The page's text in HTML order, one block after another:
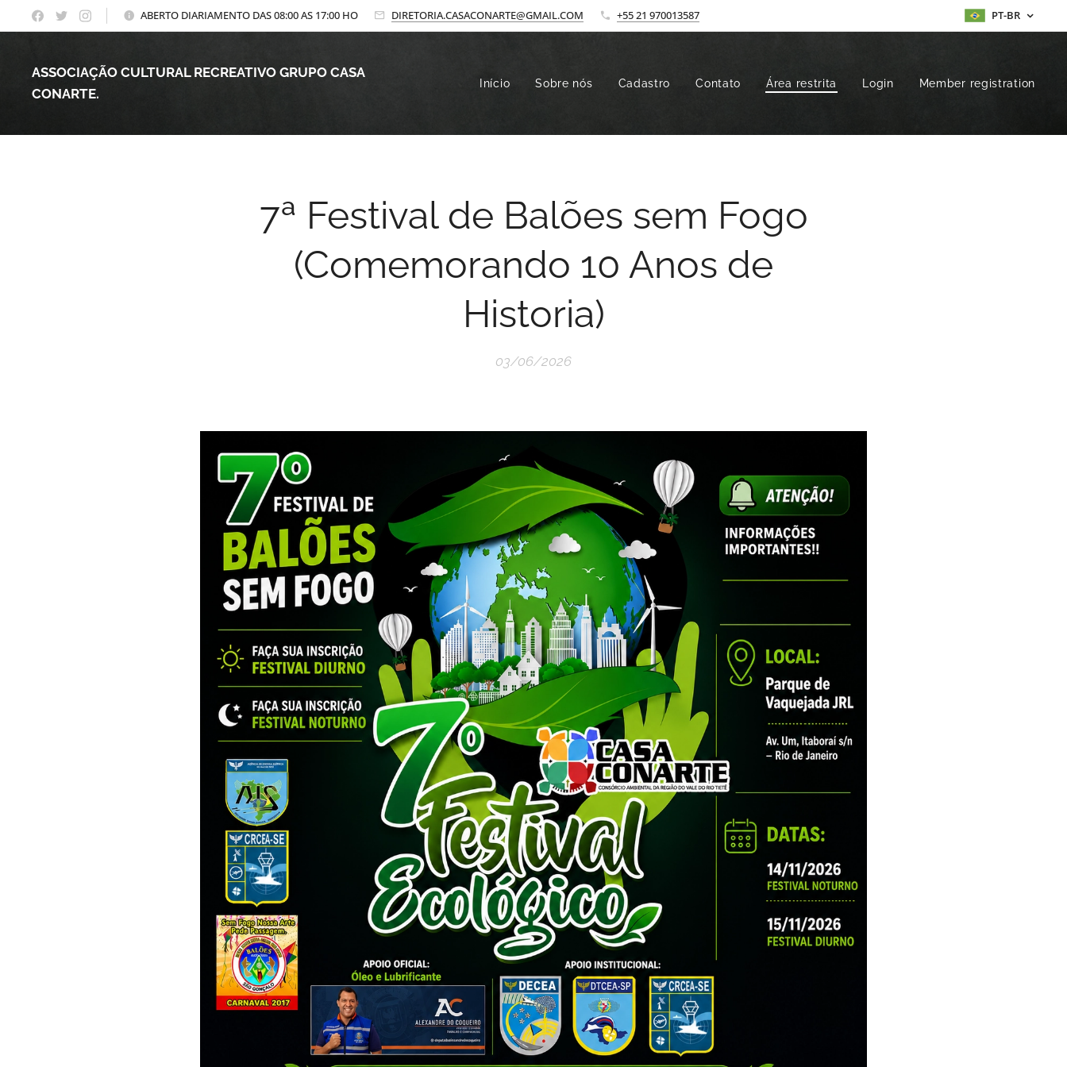
ABERTO DIARIAMENTO DAS 08:00 AS 17:00 HO DIRETORIA.CASACONARTE@GMAIL.COM +55 21 970013587 PT-BR
ASSOCIAÇÃO CULTURAL RECREATIVO GRUPO CASA
CONARTE.
Início Sobre nós Cadastro Contato Área restrita Login Member registration
7ª Festival de Balões sem Fogo
(Comemorando 10 Anos de
Historia)
03/06/2026